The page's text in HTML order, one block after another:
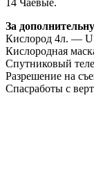
14 Чаевые.
За
Кислород 4л. —
Кислородная
Спутниковый
Разрешение на
Спасработы с